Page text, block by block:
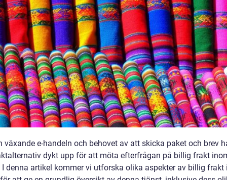
växande e-handeln och behovet av att skicka paket och brev
dykt upp för att möta efterfrågan på billig frakt
I denna artikel kommer vi utforska olika aspekter av billig frakt